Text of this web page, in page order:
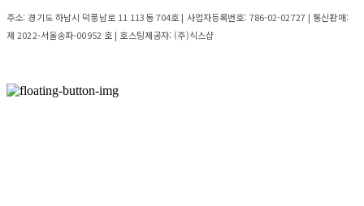
주소: 경기도 하남시 덕풍남로 11 113동 704호 | 사업자등록번호: 786-02-02727| 통신판매:
제 2022-서울송파-00952 호 | 호스팅제공자: (주)식스샵